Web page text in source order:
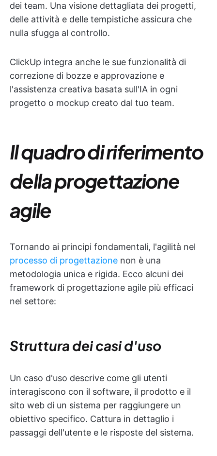
dei team. Una visione dettagliata dei progetti,
delle attività e delle tempistiche assicura che
nulla sfugga al controllo.
ClickUp integra anche le sue funzionalità di
correzione di bozze e approvazione e
l'assistenza creativa basata sull'IA in ogni
progetto o mockup creato dal tuo team.
Il quadro di riferimento
della progettazione
agile
Tornando ai principi fondamentali, l'agilità nel
processo di progettazione non è una
metodologia unica e rigida. Ecco alcuni dei
framework di progettazione agile più efficaci
nel settore:
Struttura dei casi d'uso
Un caso d'uso descrive come gli utenti
interagiscono con il software, il prodotto e il
sito web di un sistema per raggiungere un
obiettivo specifico. Cattura in dettaglio i
passaggi dell'utente e le risposte del sistema.